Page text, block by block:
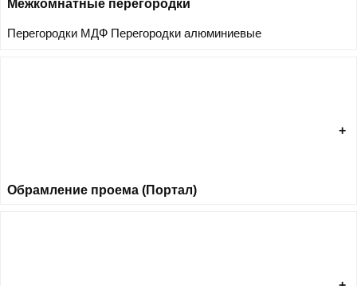
Межкомнатные перегородки
Перегородки МДФ Перегородки алюминиевые
Обрамление проема (Портал)